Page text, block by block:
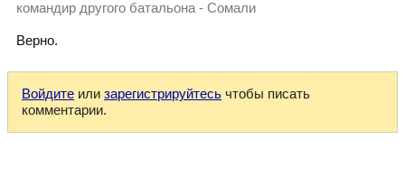
командир другого батальона - Сомали
Верно.
Войдите или зарегистрируйтесь чтобы писать
комментарии.